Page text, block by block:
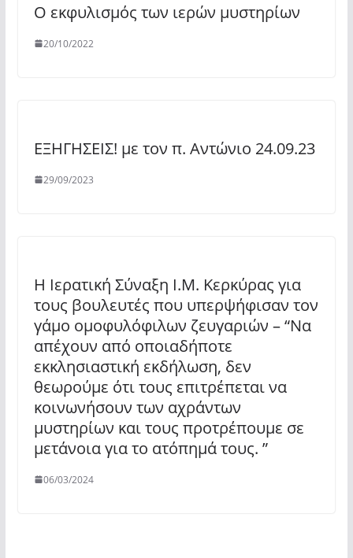
Ο εκφυλισμός των ιερών μυστηρίων
20/10/2022
ΕΞΗΓΗΣΕΙΣ! με τον π. Αντώνιο 24.09.23
29/09/2023
Η Ιερατική Σύναξη Ι.Μ. Κερκύρας για
τους βουλευτές που υπερψήφισαν τον
γάμο ομοφυλόφιλων ζευγαριών – “Να
απέχουν από οποιαδήποτε
εκκλησιαστική εκδήλωση, δεν
θεωρούμε ότι τους επιτρέπεται να
κοινωνήσουν των αχράντων
μυστηρίων και τους προτρέπουμε σε
μετάνοια για το ατόπημά τους. ”
06/03/2024